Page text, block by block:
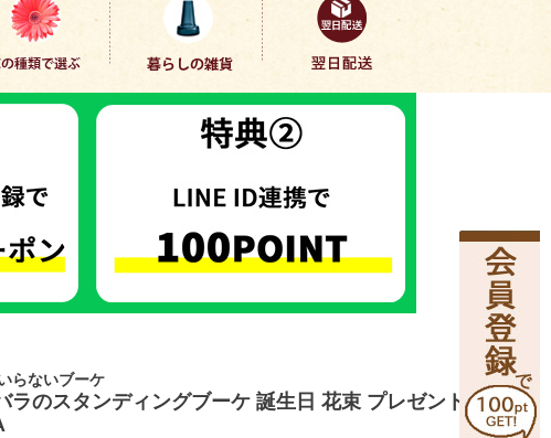
らないブーケ
ラのスタンディングブーケ 誕生日 花束 プレゼント